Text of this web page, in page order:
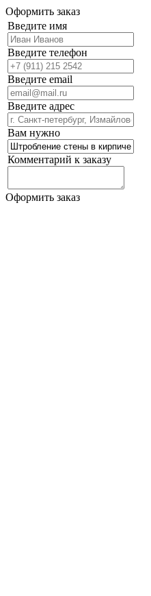
Оформить заказ
Введите имя
Введите телефон
Введите email
Введите адрес
Вам нужно
Комментарий к заказу
Оформить заказ